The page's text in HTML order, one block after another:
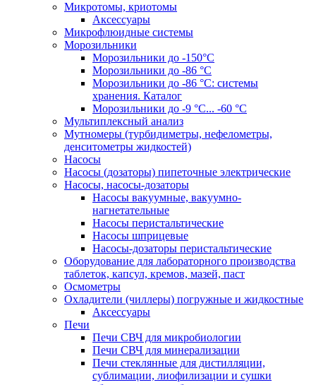
Микротомы, криотомы
Аксессуары
Микрофлюидные системы
Морозильники
Морозильники до -150°С
Морозильники до -86 °C
Морозильники до -86 °C: системы
хранения. Каталог
Морозильники до -9 °C... -60 °C
Мультиплексный анализ
Мутномеры (турбидиметры, нефелометры,
денситометры жидкостей)
Насосы
Насосы (дозаторы) пипеточные электрические
Насосы, насосы-дозаторы
Насосы вакуумные, вакуумно-
нагнетательные
Насосы перистальтические
Насосы шприцевые
Насосы-дозаторы перистальтические
Оборудование для лабораторного производства
таблеток, капсул, кремов, мазей, паст
Осмометры
Охладители (чиллеры) погружные и жидкостные
Аксессуары
Печи
Печи СВЧ для микробиологии
Печи СВЧ для минерализации
Печи стеклянные для дистилляции,
сублимации, лиофилизации и сушки